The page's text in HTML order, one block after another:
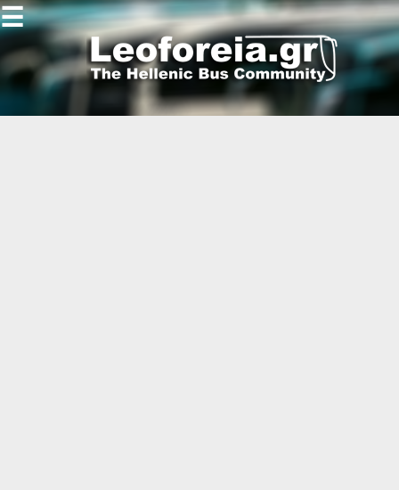
Gallery
☰